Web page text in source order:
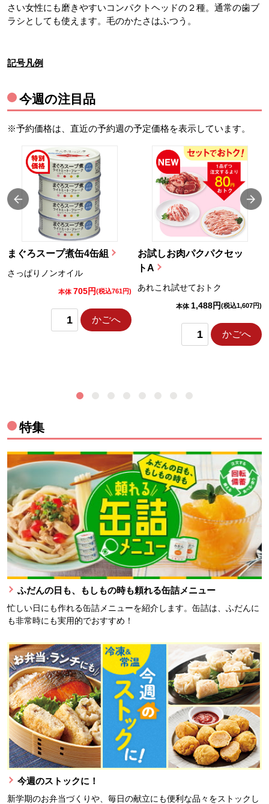
さい女性にも磨きやすいコンパクトヘッドの２種。通常の歯ブ
ラシとしても使えます。毛のかたさはふつう。
記号凡例
今週の注目品
※予約価格は、直近の予約週の予定価格を表示しています。
まぐろスープ煮缶4缶組
さっぱりノンオイル
本体 705円(税込761円)
かごへ
お試しお肉パクパクセッ
トA
あれこれ試せておトク
本体 1,488円(税込1,607円)
かごへ
特集
ふだんの日も、もしもの時も頼れる缶詰メニュー
忙しい日にも作れる缶詰メニューを紹介します。缶詰は、ふだんに
も非常時にも実用的でおすすめ！
今週のストックに！
新学期のお弁当づくりや、毎日の献立にも便利な品々をストックし